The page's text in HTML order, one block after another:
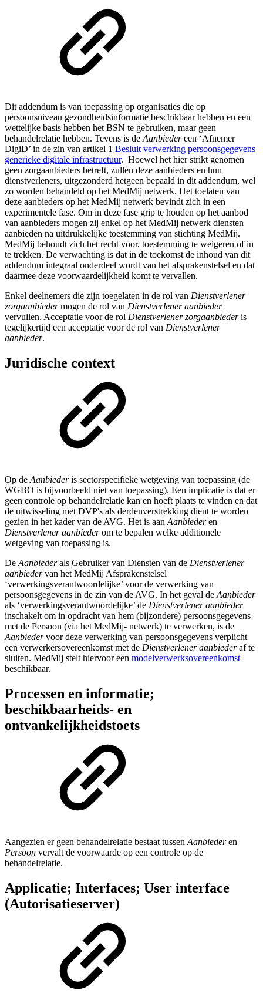
Dit addendum is van toepassing op organisaties die op
persoonsniveau gezondheidsinformatie beschikbaar hebben en een
wettelijke basis hebben het BSN te gebruiken, maar geen
behandelrelatie hebben. Tevens is de Aanbiedereen ‘Afnemer
DigiD’ in de zin van artikel 1 Besluit verwerking persoonsgegevens
generieke digitale infrastructuur. Hoewel het hier strikt genomen
geen zorgaanbieders betreft, zullen deze aanbieders en hun
dienstverleners, uitgezonderd hetgeen bepaald in dit addendum, wel
zo worden behandeld op het MedMij netwerk. Het toelaten van
deze aanbieders op het MedMij netwerk bevindt zich in een
experimentele fase. Om in deze fase grip te houden op het aanbod
van aanbieders mogen zij enkel op het MedMij netwerk diensten
aanbieden na uitdrukkelijke toestemming van stichting MedMij.
MedMij behoudt zich het recht voor, toestemming te weigeren of in
te trekken. De verwachting is dat in de toekomst de inhoud van dit
addendum integraal onderdeel wordt van het afsprakenstelsel en dat
daarmee deze voorwaardelijkheid komt te vervallen.
Enkel deelnemers die zijn toegelaten in de rol van Dienstverlener
zorgaanbiedermogen de rol van Dienstverlener aanbieder
vervullen. Acceptatie voor de rol Dienstverlener zorgaanbiederis
tegelijkertijd een acceptatie voor de rol van Dienstverlener
aanbieder.
Juridische context
Op de Aanbiederis sectorspecifieke wetgeving van toepassing (de
WGBO is bijvoorbeeld niet van toepassing). Een implicatie is dat er
geen controle op behandelrelatie kan en hoeft plaats te vinden en dat
de uitwisseling met DVP's als derdenverstrekking dient te worden
gezien in het kader van de AVG. Het is aan Aanbiederen
Dienstverlener aanbiederom te bepalen welke additionele
wetgeving van toepassing is.
De Aanbiederals Gebruiker van Diensten van de Dienstverlener
aanbiedervan het MedMij Afsprakenstelsel
‘verwerkingsverantwoordelijke’ voor de verwerking van
persoonsgegevens in de zin van de AVG. In het geval de Aanbieder
als ‘verwerkingsverantwoordelijke’ de Dienstverlener aanbieder
inschakelt om in opdracht van hem (bijzondere) persoonsgegevens
met de Persoon (via het MedMij- netwerk) te verwerken, is de
Aanbiedervoor deze verwerking van persoonsgegevens verplicht
een verwerkersovereenkomst met de Dienstverlener aanbiederaf te
sluiten. MedMij stelt hiervoor een modelverwerksovereenkomst
beschikbaar.
Processen en informatie;
beschikbaarheids- en
ontvankelijkheidstoets
Aangezien er geen behandelrelatie bestaat tussen Aanbiederen
Persoon vervalt de voorwaarde op een controle op de
behandelrelatie.
Applicatie; Interfaces; User interface
(Autorisatieserver)